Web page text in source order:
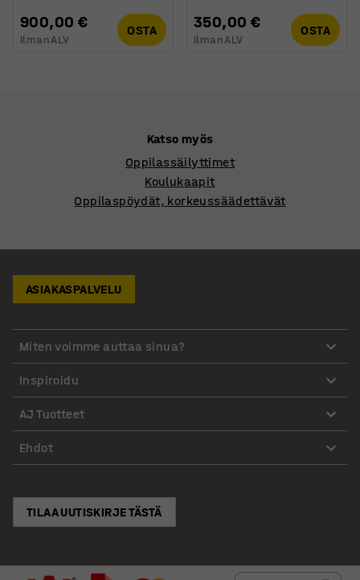
900,00 €
Ilman ALV
OSTA 350,00 €
Ilman ALV
OSTA
Katso myös
Oppilassäilyttimet
Koulukaapit
Oppilaspöydät, korkeussäädettävät
ASIAKASPALVELU
Miten voimme auttaa sinua?
Inspiroidu
AJ Tuotteet
Ehdot
TILAA UUTISKIRJE TÄSTÄ